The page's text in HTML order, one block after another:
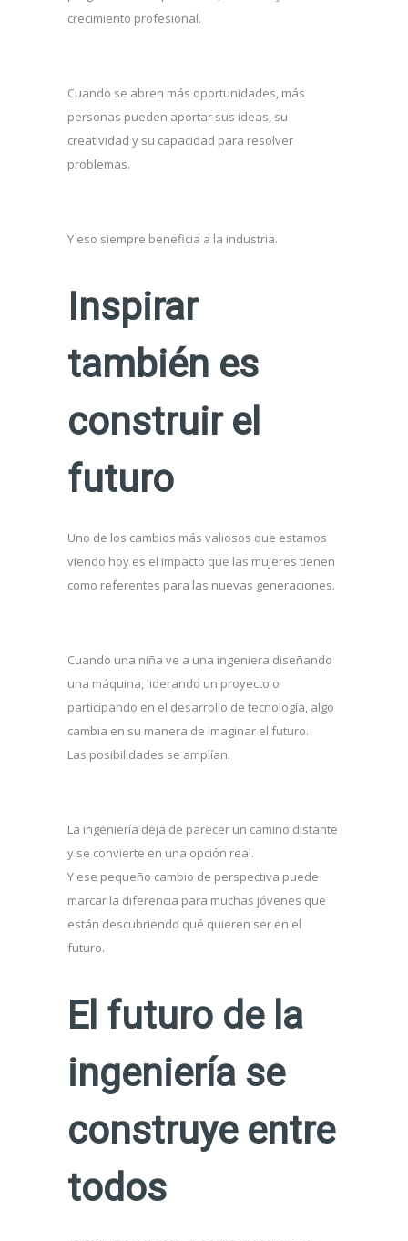
crecimiento profesional.
Cuando se abren más oportunidades, más
personas pueden aportar sus ideas, su
creatividad y su capacidad para resolver
problemas.
Y eso siempre beneficia a la industria.
Inspirar
también es
construir el
futuro
Uno de los cambios más valiosos que estamos
viendo hoy es el impacto que las mujeres tienen
como referentes para las nuevas generaciones.
Cuando una niña ve a una ingeniera diseñando
una máquina, liderando un proyecto o
participando en el desarrollo de tecnología, algo
cambia en su manera de imaginar el futuro.
Las posibilidades se amplían.
La ingeniería deja de parecer un camino distante
y se convierte en una opción real.
Y ese pequeño cambio de perspectiva puede
marcar la diferencia para muchas jóvenes que
están descubriendo qué quieren ser en el
futuro.
El futuro de la
ingeniería se
construye entre
todos